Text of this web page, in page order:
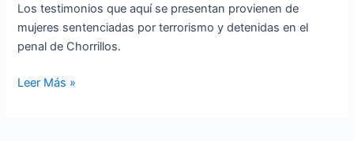
Los testimonios que aquí se presentan provienen de
mujeres sentenciadas por terrorismo y detenidas en el
penal de Chorrillos.
Leer Más »